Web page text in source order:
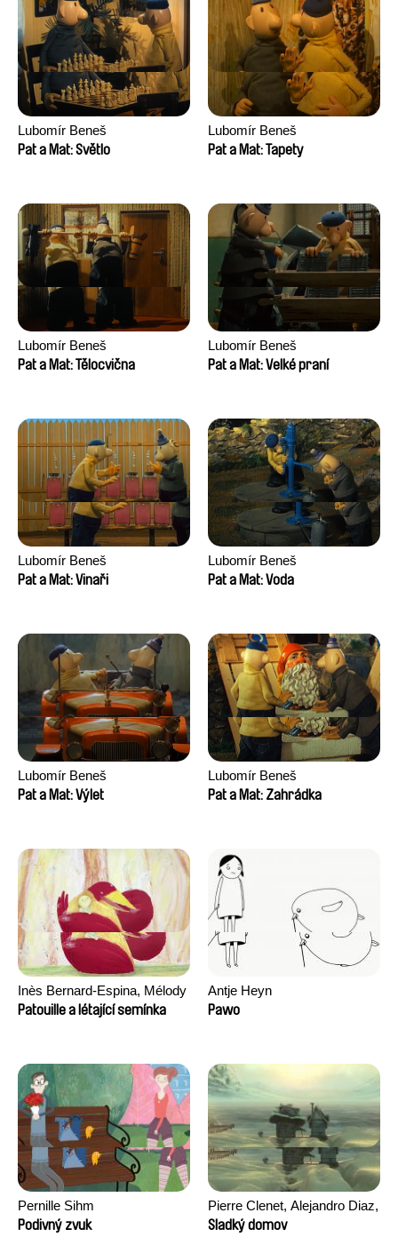
Lubomír Beneš
Pat a Mat: Světlo
Lubomír Beneš
Pat a Mat: Tapety
Lubomír Beneš
Pat a Mat: Tělocvična
Lubomír Beneš
Pat a Mat: Velké praní
Lubomír Beneš
Pat a Mat: Vinaři
Lubomír Beneš
Pat a Mat: Voda
Lubomír Beneš
Pat a Mat: Výlet
Lubomír Beneš
Pat a Mat: Zahrádka
Inès Bernard-Espina, Mélody
Boulissière, Clémentine
Patouille a létající semínka
Antje Heyn
Pawo
Pernille Sihm
Podivný zvuk
Pierre Clenet, Alejandro Diaz,
Romain Mazevet, Stéphane
Sladký domov